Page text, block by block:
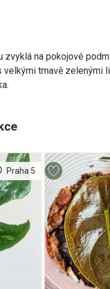
zvyklá na pokojové
velkými tmavě zelenými
Praha 5